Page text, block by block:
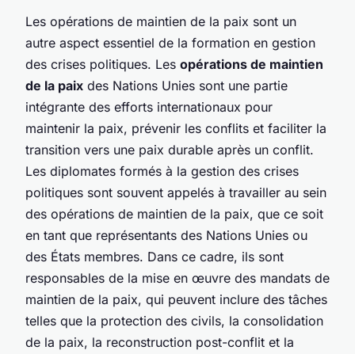
Les opérations de maintien de la paix sont un
autre aspect essentiel de la formation en gestion
des crises politiques. Les opérations de maintien
de la paix des Nations Unies sont une partie
intégrante des efforts internationaux pour
maintenir la paix, prévenir les conflits et faciliter la
transition vers une paix durable après un conflit.
Les diplomates formés à la gestion des crises
politiques sont souvent appelés à travailler au sein
des opérations de maintien de la paix, que ce soit
en tant que représentants des Nations Unies ou
des États membres. Dans ce cadre, ils sont
responsables de la mise en œuvre des mandats de
maintien de la paix, qui peuvent inclure des tâches
telles que la protection des civils, la consolidation
de la paix, la reconstruction post-conflit et la